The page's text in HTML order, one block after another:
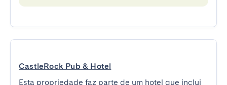
CastleRock Pub & Hotel
Esta propriedade faz parte de um hotel que inclui